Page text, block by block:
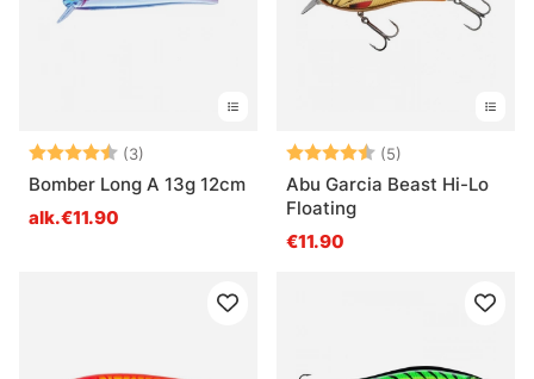
Arvio: (3)
4.7 5:sta tähdestä
Bomber Long A 13g 12cm
alk.€11.90
Arvio: (5)
Abu Garcia Beast Hi-Lo
Floating
€11.90